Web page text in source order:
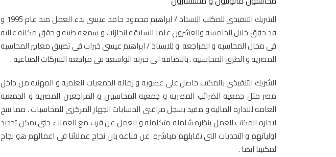
الشريك التنفيذى للمكتب الاستاذ / ابراهيم محمود حامد عيسى بدء العمل منذ عام 1995 و
قد حقق خلال الخامسه والعشرون عاما السابقه انجازات و سمعه طيبه و حقق مكانه عاليه
فى مجال المحاسبه و المراجعه و للاستاذ / ابراهيم عيسى خبرات فى تطبيق معايير المحاسبه
المصريه و الطرق المحاسبيه . بالاضافه الى خبرته الواسعه فى مراجعه الشركات الصناعيه .
الشريك التنفيذى بالمكتب حاصل على عضويه و زماله الجمعيات العلميه و المهنيه من داخل
مصر مثل جمعيه الضرائب المصريه و جمعيه المحاسبين و المراجعين المصريه و الجمعيه
العامه للاداره الماليه و مقيد بسجل مراقبى الحسابات الجهاز المركزى للمحاسبات . مما يتيح
لاداره المكتب العمل بنظره شامله متكامله و العمل عن قرب مع العملاء حتى يمكن تحديد
اولياتهم و التحديات التى تقابلهم مباشره عن قناعه بان نجاح عملائنا فى اعمالهم هو نجاح
لمكتبنا ايضا .